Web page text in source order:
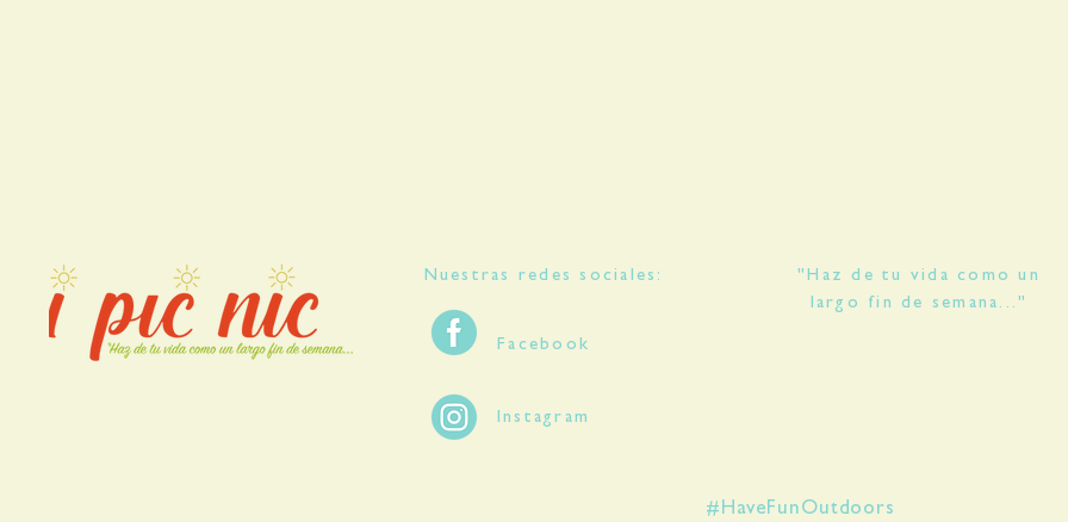
Nuestras redes sociales:
Facebook
Instagram
"Haz de tu vida como un
largo fin de semana..."
#HaveFunOutdoors